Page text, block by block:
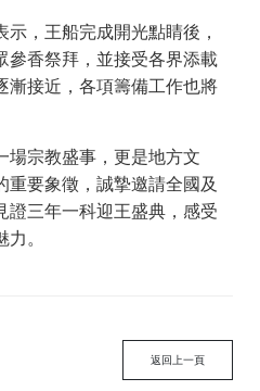
，王船完成開光點睛後，
參香祭拜，並接受各界添載
漸接近，各項籌備工作也將
場宗教盛事，更是地方文
要象徵，誠摯邀請全國及
證三年一科迎王盛典，感受
。
返回上一頁